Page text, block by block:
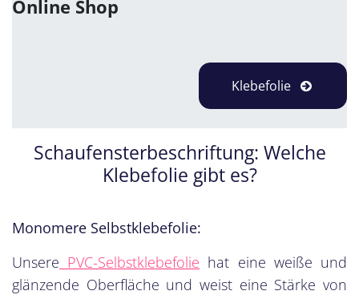
Online Shop
Klebefolie
Schaufensterbeschriftung: Welche
Klebefolie gibt es?
Monomere Selbstklebefolie:
Unsere PVC-Selbstklebefolie hat eine weiße und
glänzende Oberfläche und weist eine Stärke von